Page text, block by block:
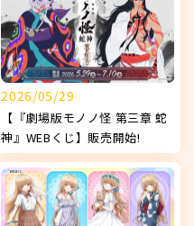
2026/05/29
【『劇場版モノノ怪 第三章 蛇
神』WEBくじ】販売開始!